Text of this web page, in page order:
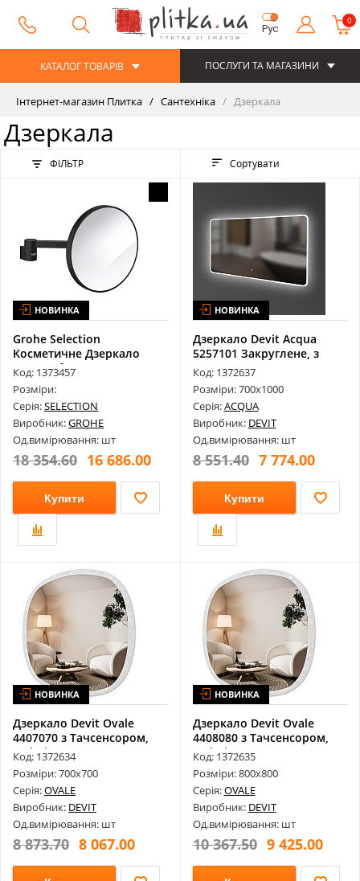
Рус
0
КАТАЛОГ ТОВАРІВ ПОСЛУГИ ТА МАГАЗИНИ
Інтернет-магазин Плитка Сантехніка Дзеркала
Дзеркала
ФІЛЬТР Сортувати
НОВИНКА
Grohe Selection
Косметичне Дзеркало
102279Kf00
Код: 1373457
Розміри:
Серія:SELECTION
Виробник:GROHE
Од.вимірювання: шт
18 354.60 16 686.00
Купити
НОВИНКА
Дзеркало Devit Acqua
5257101 Закруглене, з
Тачсенсор...
Код: 1372637
Розміри: 700х1000
Серія:ACQUA
Виробник: DEVIT
Од.вимірювання: шт
8 551.40 7 774.00
Купити
НОВИНКА
Дзеркало Devit Ovale
4407070 з Тачсенсором,
Led Підс...
Код: 1372634
Розміри: 700х700
Серія:OVALE
Виробник: DEVIT
Од.вимірювання: шт
8 873.70 8 067.00
НОВИНКА
Дзеркало Devit Ovale
4408080 з Тачсенсором,
Led Підс...
Код: 1372635
Розміри: 800х800
Серія:OVALE
Виробник: DEVIT
Од.вимірювання: шт
10 367.50 9 425.00